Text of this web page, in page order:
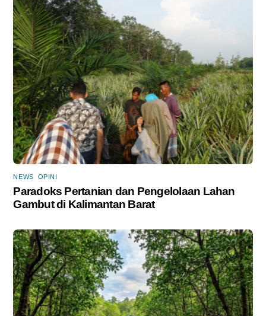
NEWS OPINI
Paradoks Pertanian dan Pengelolaan Lahan
Gambut di Kalimantan Barat